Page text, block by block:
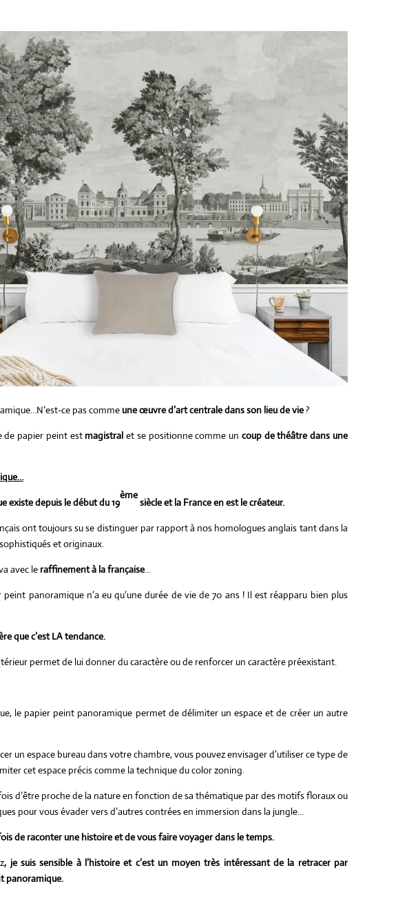
ce pas comme une œuvre d’art centrale dans son lieu de vie?
de papier peint est magistral et se positionne comme un coup de théâtre dans une
existe depuis le début du 19
ème
siècle et la France en est le créateur.
ont toujours su se distinguer par rapport à nos homologues anglais tant dans la
et originaux.
avec le raffinement à la française…
panoramique n’a eu qu’une durée de vie de 70 ans ! Il est réapparu bien plus
que c’est LA tendance.
permet de lui donner du caractère ou de renforcer un caractère préexistant.
le papier peint panoramique permet de délimiter un espace et de créer un autre
un espace bureau dans votre chambre, vous pouvez envisager d’utiliser ce type de
cet espace précis comme la technique du color zoning.
d’être proche de la nature en fonction de sa thématique par des motifs floraux ou
pour vous évader vers d’autres contrées en immersion dans la jungle…
de raconter une histoire et de vous faire voyager dans le temps.
, je suis sensible à l’histoire et c’est un moyen très intéressant de la retracer par
panoramique.
Non classifié(e)
2026
Le e-
commerce
dans le luxe :
opportunité ou
risque ?
Le commerce en ligne a
révolutionné la manière
dont les consommateurs
achètent, et le secteur du
luxe n’échappe pas à cette
transformation. Pourtant,
intégrer le e-commerce
dans une stratégie de luxe
particulières. Peut-on